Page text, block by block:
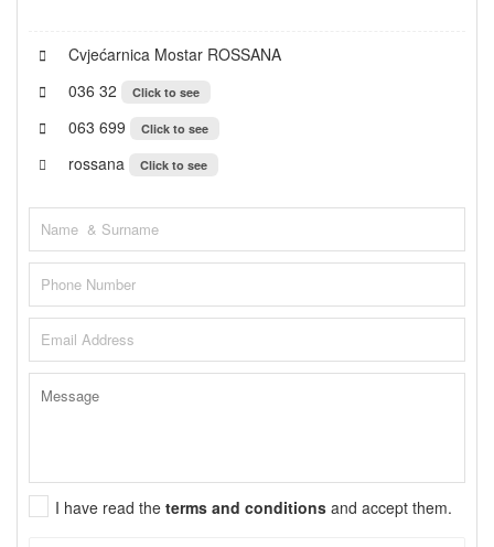
Cvjećarnica Mostar ROSSANA
036 32
Click to see
063 699 Click to see
rossana Click to see
I have read the terms and conditions and accept them.